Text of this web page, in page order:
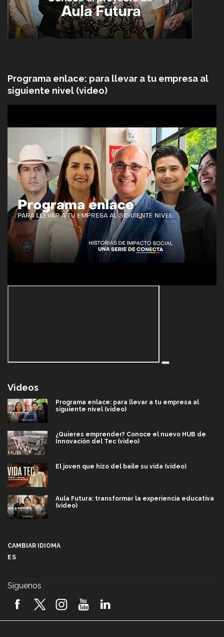
Programa enlace: para llevar a tu empresa al
siguiente nivel (video)
Videos
Programa enlace: para llevar a tu empresa al
siguiente nivel (video)
¿Quieres emprender? Conoce el nuevo HUB de
Innovación del Tec (video)
El joven que hizo del baile su vida (video)
Aula Futura: transformar la experiencia educativa
(video)
2026! (video)
CAMBIAR IDIOMA
ES
Síguenos